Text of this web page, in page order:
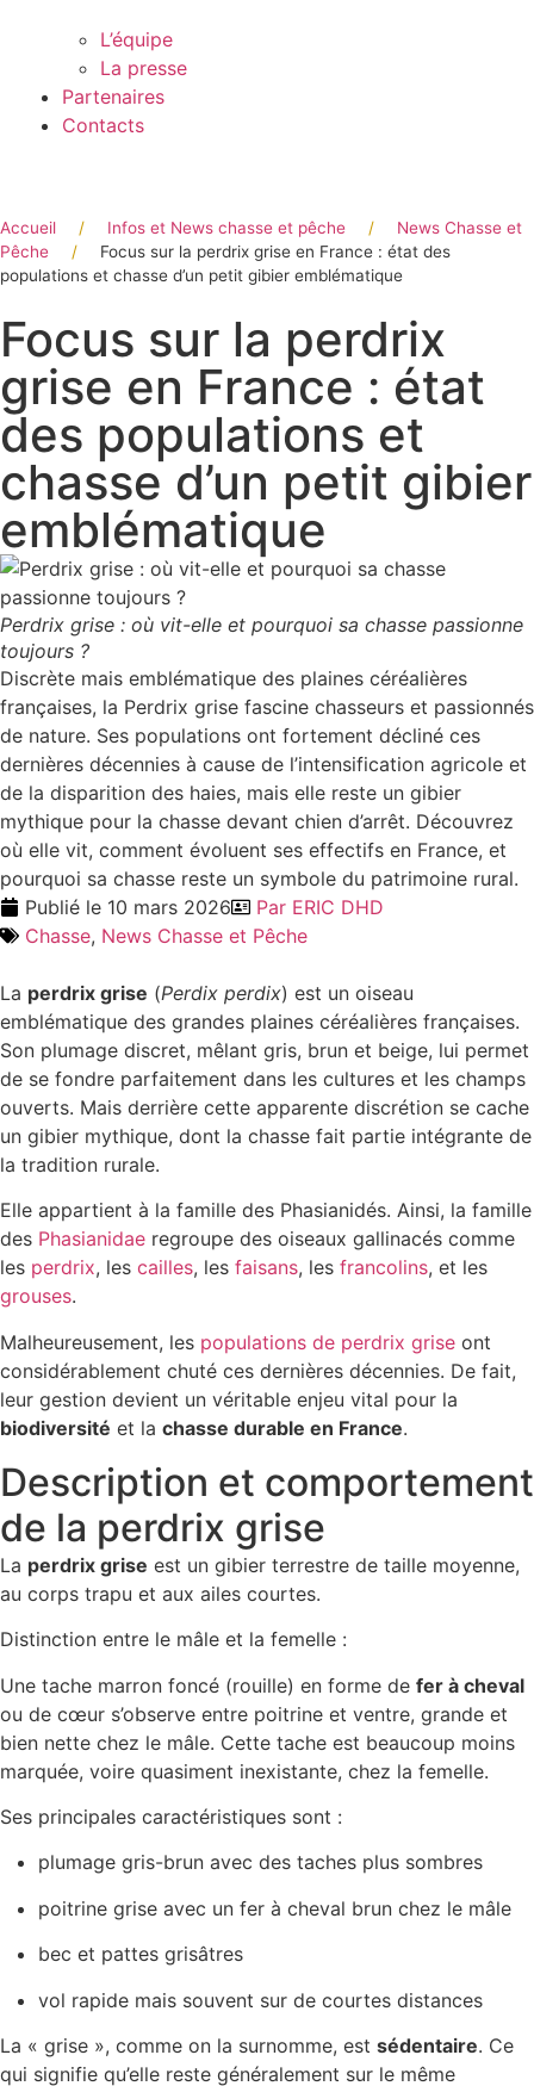
L’équipe
La presse
Partenaires
Contacts
Accueil / Infos et News chasse et pêche /
News Chasse et
Pêche
/
Focus sur la perdrix grise en France : état des
populations et chasse d’un petit gibier emblématique
Focus sur la perdrix
grise en France : état
des populations et
chasse d’un petit gibier
emblématique
Perdrix grise : où vit-elle et pourquoi sa chasse passionne
toujours ?
Discrète mais emblématique des plaines céréalières
françaises, la Perdrix grise fascine chasseurs et passionnés
de nature. Ses populations ont fortement décliné ces
dernières décennies à cause de l’intensification agricole et
de la disparition des haies, mais elle reste un gibier
mythique pour la chasse devant chien d’arrêt. Découvrez
où elle vit, comment évoluent ses effectifs en France, et
pourquoi sa chasse reste un symbole du patrimoine rural.
Publié le 10 mars 2026 Par ERIC DHD
Chasse, News Chasse et Pêche
La perdrix grise (Perdix perdix) est un oiseau
emblématique des grandes plaines céréalières françaises.
Son plumage discret, mêlant gris, brun et beige, lui permet
de se fondre parfaitement dans les cultures et les champs
ouverts. Mais derrière cette apparente discrétion se cache
un gibier mythique, dont la chasse fait partie intégrante de
la tradition rurale.
Elle appartient à la famille des Phasianidés. Ainsi, la famille
des Phasianidae regroupe des oiseaux gallinacés comme
les perdrix, les cailles, les faisans, les francolins, et les
grouses.
Malheureusement, les populations de perdrix grise ont
considérablement chuté ces dernières décennies. De fait,
leur gestion devient un véritable enjeu vital pour la
biodiversité et la chasse durable en France.
Description et comportement
de la perdrix grise
La perdrix grise est un gibier terrestre de taille moyenne,
au corps trapu et aux ailes courtes.
Distinction entre le mâle et la femelle :
Une tache marron foncé (rouille) en forme de fer à cheval
ou de cœur s’observe entre poitrine et ventre, grande et
bien nette chez le mâle. Cette tache est beaucoup moins
marquée, voire quasiment inexistante, chez la femelle.
Ses principales caractéristiques sont :
plumage gris-brun avec des taches plus sombres
poitrine grise avec un fer à cheval brun chez le mâle
bec et pattes grisâtres
vol rapide mais souvent sur de courtes distances
La « grise », comme on la surnomme, est sédentaire. Ce
qui signifie qu’elle reste généralement sur le même